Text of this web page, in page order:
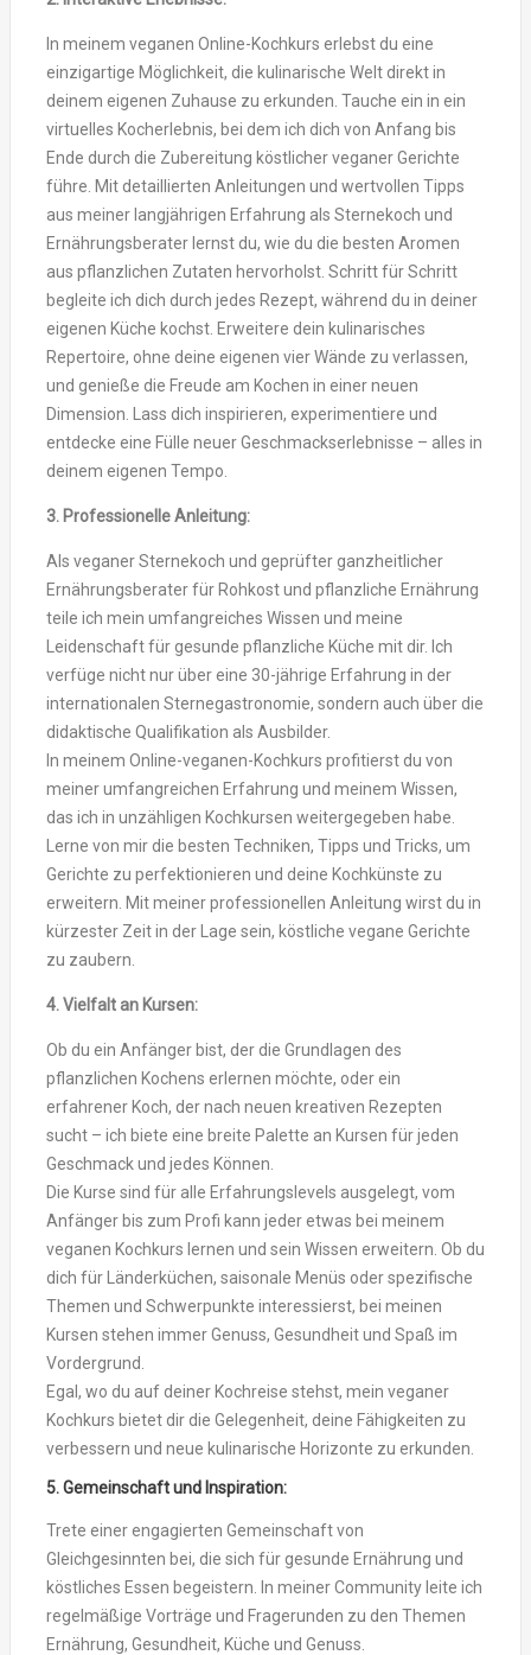
In meinem veganen Online-Kochkurs erlebst du eine
einzigartige Möglichkeit, die kulinarische Welt direkt in
deinem eigenen Zuhause zu erkunden. Tauche ein in ein
virtuelles Kocherlebnis, bei dem ich dich von Anfang bis
Ende durch die Zubereitung köstlicher veganer Gerichte
führe. Mit detaillierten Anleitungen und wertvollen Tipps
aus meiner langjährigen Erfahrung als Sternekoch und
Ernährungsberater lernst du, wie du die besten Aromen
aus pflanzlichen Zutaten hervorholst. Schritt für Schritt
begleite ich dich durch jedes Rezept, während du in deiner
eigenen Küche kochst. Erweitere dein kulinarisches
Repertoire, ohne deine eigenen vier Wände zu verlassen,
und genieße die Freude am Kochen in einer neuen
Dimension. Lass dich inspirieren, experimentiere und
entdecke eine Fülle neuer Geschmackserlebnisse – alles in
deinem eigenen Tempo.
3. Professionelle Anleitung:
Als veganer Sternekoch und geprüfter ganzheitlicher
Ernährungsberater für Rohkost und pflanzliche Ernährung
teile ich mein umfangreiches Wissen und meine
Leidenschaft für gesunde pflanzliche Küche mit dir. Ich
verfüge nicht nur über eine 30-jährige Erfahrung in der
internationalen Sternegastronomie, sondern auch über die
didaktische Qualifikation als Ausbilder.
In meinem Online-veganen-Kochkurs profitierst du von
meiner umfangreichen Erfahrung und meinem Wissen,
das ich in unzähligen Kochkursen weitergegeben habe.
Lerne von mir die besten Techniken, Tipps und Tricks, um
Gerichte zu perfektionieren und deine Kochkünste zu
erweitern. Mit meiner professionellen Anleitung wirst du in
kürzester Zeit in der Lage sein, köstliche vegane Gerichte
zu zaubern.
4. Vielfalt an Kursen:
Ob du ein Anfänger bist, der die Grundlagen des
pflanzlichen Kochens erlernen möchte, oder ein
erfahrener Koch, der nach neuen kreativen Rezepten
sucht – ich biete eine breite Palette an Kursen für jeden
Geschmack und jedes Können.
Die Kurse sind für alle Erfahrungslevels ausgelegt, vom
Anfänger bis zum Profi kann jeder etwas bei meinem
veganen Kochkurs lernen und sein Wissen erweitern. Ob du
dich für Länderküchen, saisonale Menüs oder spezifische
Themen und Schwerpunkte interessierst, bei meinen
Kursen stehen immer Genuss, Gesundheit und Spaß im
Vordergrund.
Egal, wo du auf deiner Kochreise stehst, mein veganer
Kochkurs bietet dir die Gelegenheit, deine Fähigkeiten zu
verbessern und neue kulinarische Horizonte zu erkunden.
5. Gemeinschaft und Inspiration:
Trete einer engagierten Gemeinschaft von
Gleichgesinnten bei, die sich für gesunde Ernährung und
köstliches Essen begeistern. In meiner Community leite ich
regelmäßige Vorträge und Fragerunden zu den Themen
Ernährung, Gesundheit, Küche und Genuss.